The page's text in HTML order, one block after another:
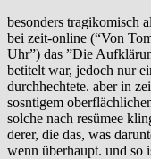
besonders tragikomisch
bei zeit-online (“Von
Uhr”) das ”Die
betitelt war, jedoch nur
durchhechtete. aber in
sosntigem
solche nach resümee
derer, die das, was
wenn überhaupt. und so